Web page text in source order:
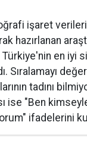
işaret
hazırlanan
en iyi
Sıralamayı
tadını
ise "Ben
ifadelerini